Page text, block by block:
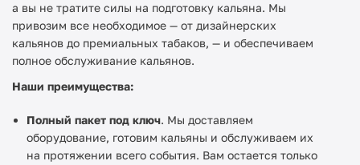
а вы не тратите силы на подготовку кальяна. Мы
привозим все необходимое — от дизайнерских
кальянов до премиальных табаков, — и обеспечиваем
полное обслуживание кальянов.
Наши преимущества:
Полный пакет под ключ. Мы доставляем
оборудование, готовим кальяны и обслуживаем их
на протяжении всего события. Вам остается только